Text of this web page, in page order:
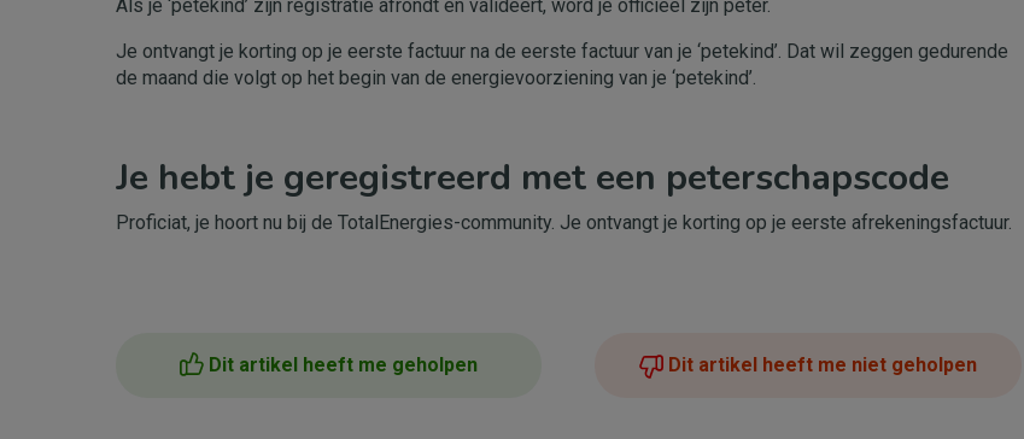
Als je ‘petekind’ zijn registratie afrondt en valideert, word je officieel zijn peter.
Je ontvangt je korting op je eerste factuur na de eerste factuur van je ‘petekind’. Dat wil zeggen gedurende
de maand die volgt op het begin van de energievoorziening van je ‘petekind’.
Je hebt je geregistreerd met een peterschapscode
Proficiat, je hoort nu bij de TotalEnergies-community. Je ontvangt je korting op je eerste afrekeningsfactuur.
Dit artikel heeft me geholpen Dit artikel heeft me niet geholpen